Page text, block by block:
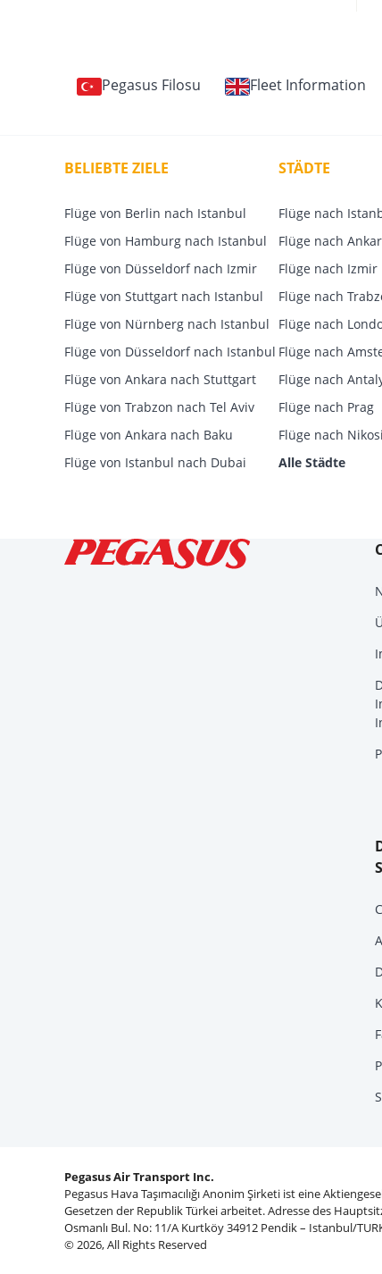
Pegasus Filosu Fleet Information
BELIEBTE ZIELE
Flüge von Berlin nach Istanbul
Flüge von Hamburg nach Istanbul
Flüge von Düsseldorf nach Izmir
Flüge von Stuttgart nach Istanbul
Flüge von Nürnberg nach Istanbul
Flüge von Düsseldorf nach Istanbul
Flüge von Ankara nach Stuttgart
Flüge von Trabzon nach Tel Aviv
Flüge von Ankara nach Baku
Flüge von Istanbul nach Dubai
STÄDTE
Flüge nach
Flüge nach
Flüge nach Izmir
Flüge nach
Flüge nach
Flüge nach
Flüge nach
Flüge nach Prag
Flüge nach
Alle Städte
Pegasus Air Transport Inc.
Pegasus Hava Taşımacılığı Anonim Şirketi ist eine
Gesetzen der Republik Türkei arbeitet. Adresse des
Osmanlı Bul. No: 11/A Kurtköy 34912 Pendik – Istanbul/
© 2026, All Rights Reserved